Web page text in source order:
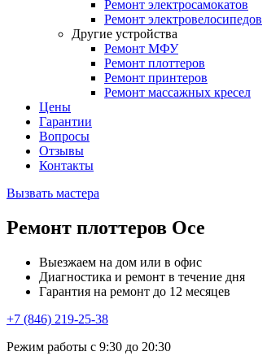
Ремонт электросамокатов
Ремонт электровелосипедов
Другие устройства
Ремонт МФУ
Ремонт плоттеров
Ремонт принтеров
Ремонт массажных кресел
Цены
Гарантии
Вопросы
Отзывы
Контакты
Вызвать мастера
Ремонт плоттеров Oce
Выезжаем на дом или в офис
Диагностика и ремонт в течение дня
Гарантия на ремонт до 12 месяцев
+7 (846) 219-25-38
Режим работы с 9:30 до 20:30